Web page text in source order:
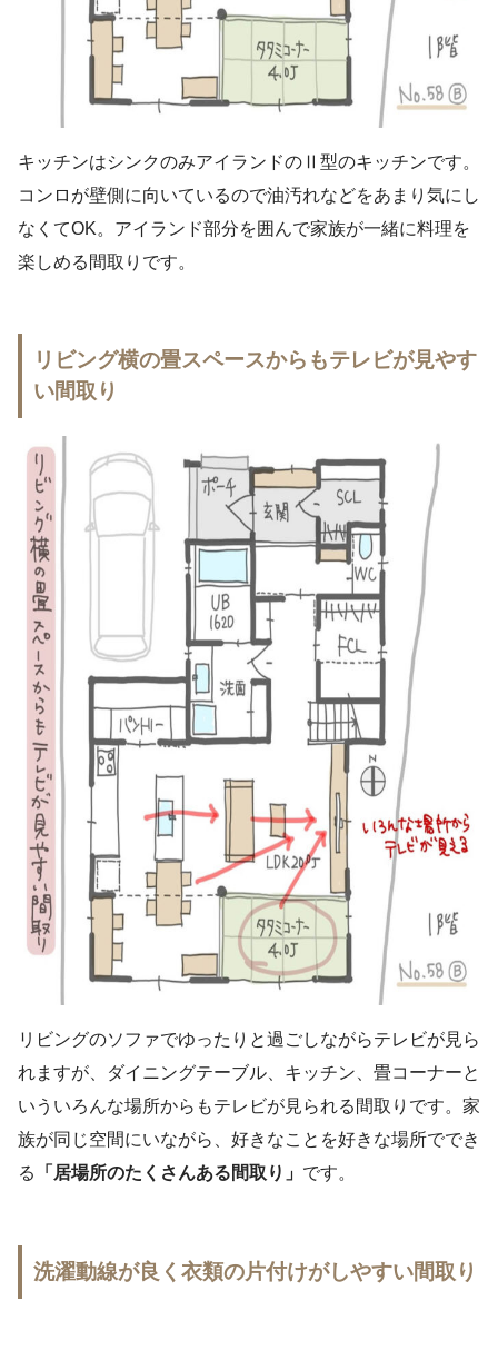
キッチンはシンクのみアイランドのⅡ型のキッチンです。
コンロが壁側に向いているので油汚れなどをあまり気にし
なくてOK。アイランド部分を囲んで家族が一緒に料理を
楽しめる間取りです。
リビング横の畳スペースからもテレビが見やす
い間取り
リビングのソファでゆったりと過ごしながらテレビが見ら
れますが、ダイニングテーブル、キッチン、畳コーナーと
いういろんな場所からもテレビが見られる間取りです。家
族が同じ空間にいながら、好きなことを好きな場所ででき
る
「居場所のたくさんある間取り」 です。
洗濯動線が良く衣類の片付けがしやすい間取り